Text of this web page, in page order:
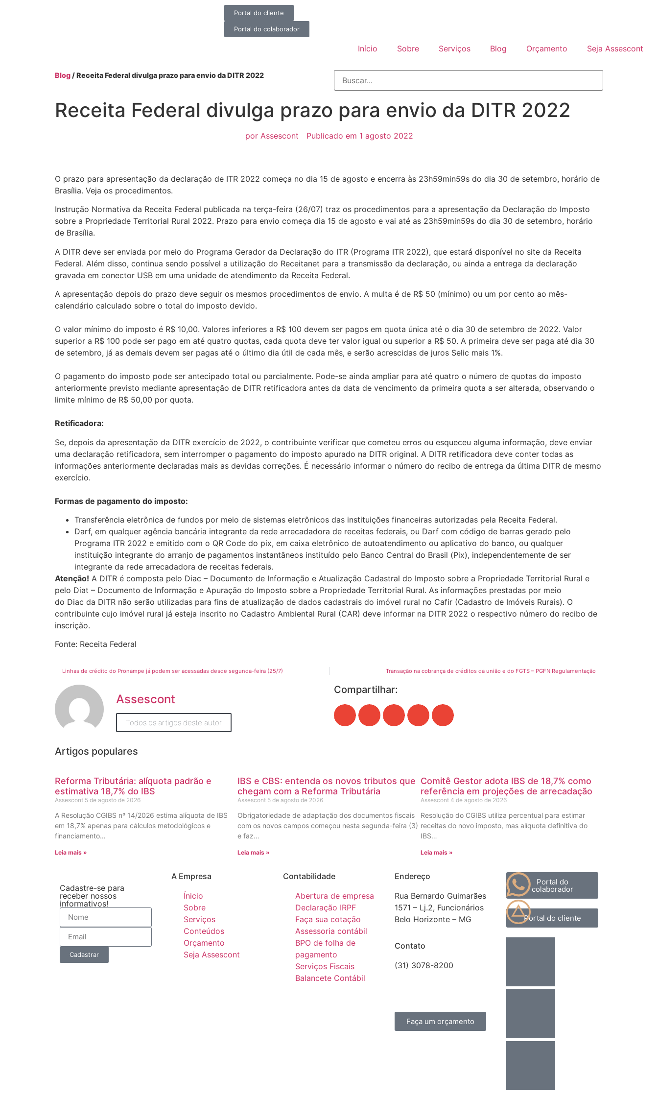
Portal do cliente
Portal do colaborador
Início Sobre Serviços Blog Orçamento Seja Assescont
Blog / Receita Federal divulga prazo para envio da DITR 2022
Receita Federal divulga prazo para envio da DITR 2022
por Assescont Publicado em 1 agosto 2022
O prazo para apresentação da declaração de ITR 2022 começa no dia 15 de agosto e encerra às 23h59min59s do dia 30 de setembro, horário de
Brasília. Veja os procedimentos.
Instrução Normativa da Receita Federal publicada na terça-feira (26/07) traz os procedimentos para a apresentação da Declaração do Imposto
sobre a Propriedade Territorial Rural 2022. Prazo para envio começa dia 15 de agosto e vai até as 23h59min59s do dia 30 de setembro, horário
de Brasília.
A DITR deve ser enviada por meio do Programa Gerador da Declaração do ITR (Programa ITR 2022), que estará disponível no site da Receita
Federal. Além disso, continua sendo possível a utilização do Receitanet para a transmissão da declaração, ou ainda a entrega da declaração
gravada em conector USB em uma unidade de atendimento da Receita Federal.
A apresentação depois do prazo deve seguir os mesmos procedimentos de envio. A multa é de R$ 50 (mínimo) ou um por cento ao mês-
calendário calculado sobre o total do imposto devido.
O valor mínimo do imposto é R$ 10,00. Valores inferiores a R$ 100 devem ser pagos em quota única até o dia 30 de setembro de 2022. Valor
superior a R$ 100 pode ser pago em até quatro quotas, cada quota deve ter valor igual ou superior a R$ 50. A primeira deve ser paga até dia 30
de setembro, já as demais devem ser pagas até o último dia útil de cada mês, e serão acrescidas de juros Selic mais 1%.
O pagamento do imposto pode ser antecipado total ou parcialmente. Pode-se ainda ampliar para até quatro o número de quotas do imposto
anteriormente previsto mediante apresentação de DITR retificadora antes da data de vencimento da primeira quota a ser alterada, observando o
limite mínimo de R$ 50,00 por quota.
Retificadora:
Se, depois da apresentação da DITR exercício de 2022, o contribuinte verificar que cometeu erros ou esqueceu alguma informação, deve enviar
uma declaração retificadora, sem interromper o pagamento do imposto apurado na DITR original. A DITR retificadora deve conter todas as
informações anteriormente declaradas mais as devidas correções. É necessário informar o número do recibo de entrega da última DITR de mesmo
exercício.
Formas de pagamento do imposto:
Transferência eletrônica de fundos por meio de sistemas eletrônicos das instituições financeiras autorizadas pela Receita Federal.
Darf, em qualquer agência bancária integrante da rede arrecadadora de receitas federais, ou Darf com código de barras gerado pelo
Programa ITR 2022 e emitido com o QR Code do pix, em caixa eletrônico de autoatendimento ou aplicativo do banco, ou qualquer
instituição integrante do arranjo de pagamentos instantâneos instituído pelo Banco Central do Brasil (Pix), independentemente de ser
integrante da rede arrecadadora de receitas federais.
Atenção! A DITR é composta pelo Diac – Documento de Informação e Atualização Cadastral do Imposto sobre a Propriedade Territorial Rural e
pelo Diat – Documento de Informação e Apuração do Imposto sobre a Propriedade Territorial Rural. As informações prestadas por meio
do Diac da DITR não serão utilizadas para fins de atualização de dados cadastrais do imóvel rural no Cafir (Cadastro de Imóveis Rurais). O
contribuinte cujo imóvel rural já esteja inscrito no Cadastro Ambiental Rural (CAR) deve informar na DITR 2022 o respectivo número do recibo de
inscrição.
Fonte: Receita Federal
Linhas de crédito do Pronampe já podem ser acessadas desde segunda-feira (25/7) Transação na cobrança de créditos da união e do FGTS – PGFN Regulamentação
Assescont
Todos os artigos deste autor
Compartilhar:
Artigos populares
Reforma Tributária: alíquota padrão e
estimativa 18,7% do IBS
Assescont 5 de agosto de 2026
A Resolução CGIBS nº 14/2026 estima alíquota de IBS
em 18,7% apenas para cálculos metodológicos e
financiamento…
Leia mais »
IBS e CBS: entenda os novos tributos que
chegam com a Reforma Tributária
Assescont 5 de agosto de 2026
Obrigatoriedade de adaptação dos documentos fiscais
com os novos campos começou nesta segunda-feira (3)
e faz…
Leia mais »
Comitê Gestor adota IBS de 18,7% como
referência em projeções de arrecadação
Assescont 4 de agosto de 2026
Resolução do CGIBS utiliza percentual para estimar
receitas do novo imposto, mas alíquota definitiva do
IBS…
Leia mais »
Cadastre-se para
receber nossos
informativos!
Cadastrar
A Empresa
Ínicio
Sobre
Serviços
Conteúdos
Orçamento
Seja Assescont
Contabilidade
Abertura de empresa
Declaração IRPF
Faça sua cotação
Assessoria contábil
BPO de folha de
pagamento
Serviços Fiscais
Balancete Contábil
Endereço
Rua Bernardo Guimarães
1571 – Lj.2, Funcionários
Belo Horizonte – MG
Contato
(31) 3078-8200
Faça um orçamento
Portal do
colaborador
Portal do cliente